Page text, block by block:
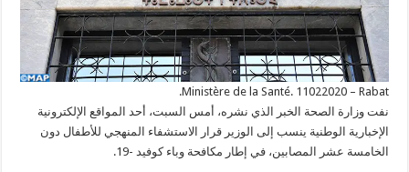
Ministère de la Santé. 11022020 – Rabat.
نفت وزارة الصحة الخبر الذي نشره، أمس السبت، أحد المواقع الإلكترونية
الإخبارية الوطنية ينسب إلى الوزير قرار الاستشفاء المنهجي للأطفال دون
الخامسة عشر المصابين، في إطار مكافحة وباء كوفيد -19.